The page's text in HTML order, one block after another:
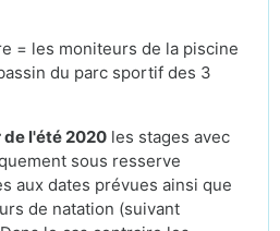
= les moniteurs de la piscine
du parc sportif des 3
de l'été 2020 les stages avec
sous resserve
aux dates prévues ainsi que
de natation (suivant